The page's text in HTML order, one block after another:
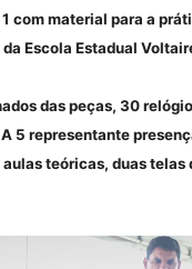
com material para a
Escola Estadual
das peças, 30
5 representante
teóricas, duas telas